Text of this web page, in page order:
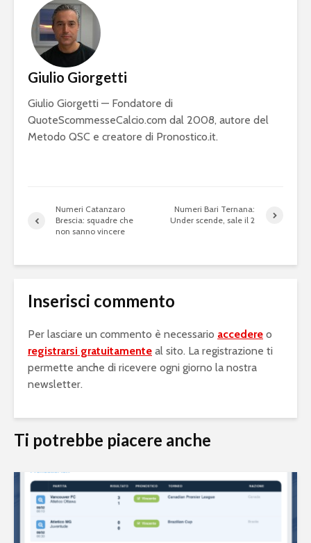
Giulio Giorgetti
Giulio Giorgetti — Fondatore di
QuoteScommesseCalcio.com dal 2008, autore del
Metodo QSC e creatore di Pronostico.it.
Numeri Catanzaro
Brescia: squadre che
non sanno vincere
Numeri Bari Ternana:
Under scende, sale il 2
Inserisci commento
Per lasciare un commento è necessario accedere o
registrarsi gratuitamente al sito. La registrazione ti
permette anche di ricevere ogni giorno la nostra
newsletter.
Ti potrebbe piacere anche